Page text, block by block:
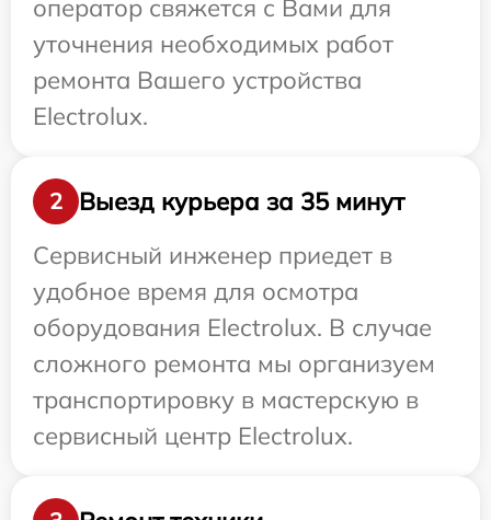
оператор свяжется с Вами для
уточнения необходимых работ
ремонта Вашего устройства
Electrolux.
2
Выезд курьера за 35 минут
Сервисный инженер приедет в
удобное время для осмотра
оборудования Electrolux. В случае
сложного ремонта мы организуем
транспортировку в мастерскую в
сервисный центр Electrolux.